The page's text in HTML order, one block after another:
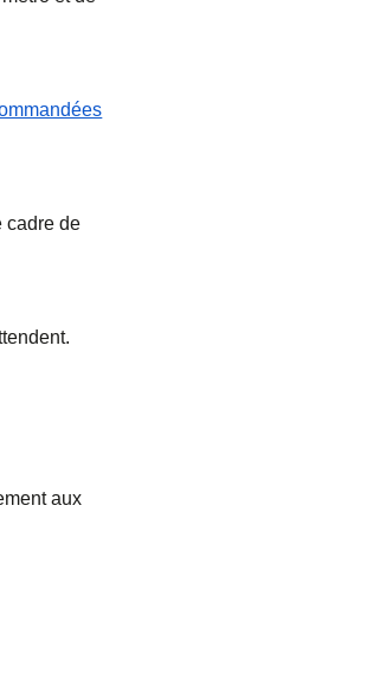
cadre de
aux